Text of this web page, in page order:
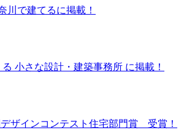
川で建てるに掲載！
小さな設計・建築事務所 に掲載！
ザインコンテスト住宅部門賞 受賞！